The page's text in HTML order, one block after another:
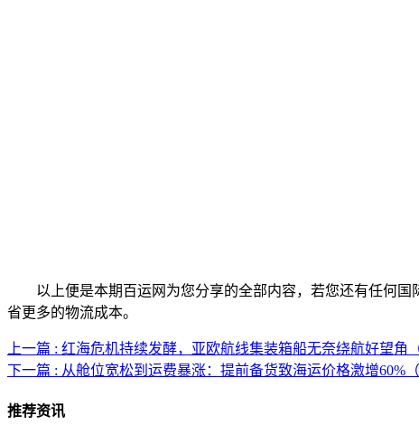
以上便是本期百运网为您分享的全部内容，若您还有任何国
省更多的物流成本。
上一篇 : 红海危机持续发酵，亚欧航线集装箱船无奈绕航好望角
下一篇 : 从舱位宽松到运费暴涨：提前备货致海运价格激增60%
推荐资讯